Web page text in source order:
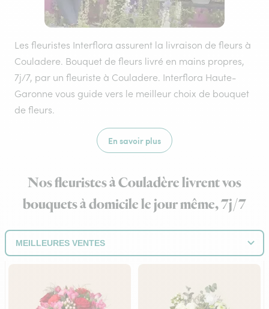
Les fleuristes Interflora assurent la livraison de fleurs à
Couladere. Bouquet de fleurs livré en mains propres,
7j/7, par un fleuriste à Couladere. Interflora Haute-
Garonne vous guide vers le meilleur choix de bouquet
de fleurs.
En savoir plus
Nos fleuristes à Couladère livrent vos
bouquets à domicile le jour même, 7j/7